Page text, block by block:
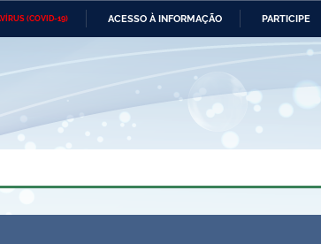
(COVID-19) ACESSO À INFORMAÇÃO PARTICIPE
Ministério das Relações Ministério da
e dos Direitos
Banco Central do Brasil Planalto